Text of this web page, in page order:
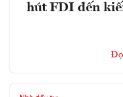
hút FDI đến